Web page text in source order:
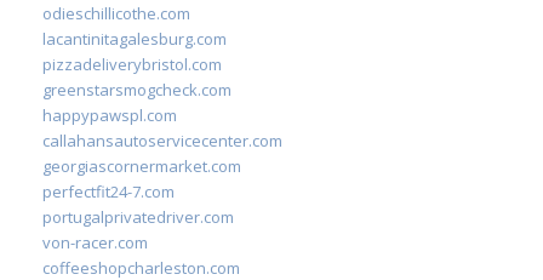
odieschillicothe.com
lacantinitagalesburg.com
pizzadeliverybristol.com
greenstarsmogcheck.com
happypawspl.com
callahansautoservicecenter.com
georgiascornermarket.com
perfectfit24-7.com
portugalprivatedriver.com
von-racer.com
coffeeshopcharleston.com